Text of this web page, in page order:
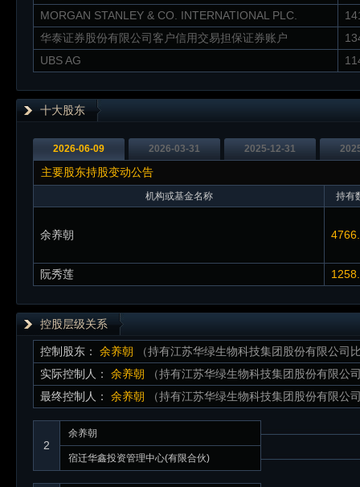
MORGAN STANLEY & CO. INTERNATIONAL PLC.
华泰证券股份有限公司客户信用交易担保证券账户
UBS AG
十大股东
2026-06-09 2026-03-31 2025-12-31
主要股东持股变动公告
机构或基金名称 持有
余养朝
阮秀莲
控股层级关系
控制股东： 余养朝
（持有江苏华绿生物科技集团股份有限公司
实际控制人：
余养朝
（持有江苏华绿生物科技集团股份有限公
最终控制人：
余养朝 （持有江苏华绿生物科技集团股份有限公
2
余养朝
宿迁华鑫投资管理中心(有限合伙)